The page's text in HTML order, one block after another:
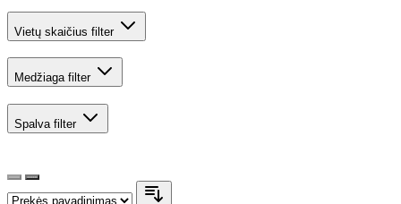
Vietų skaičius filter
Medžiaga filter
Spalva filter